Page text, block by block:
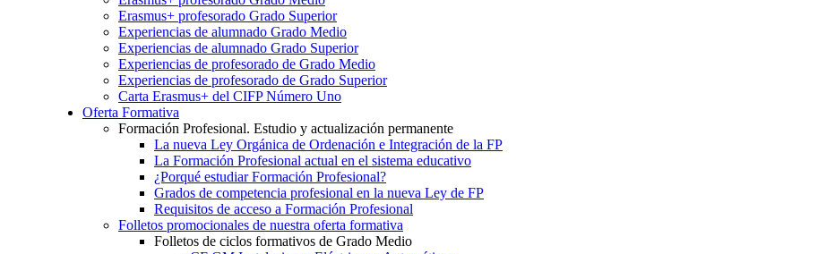
Erasmus+ profesorado Grado Superior
Experiencias de alumnado Grado Medio
Experiencias de alumnado Grado Superior
Experiencias de profesorado de Grado Medio
Experiencias de profesorado de Grado Superior
Carta Erasmus+ del CIFP Número Uno
Oferta Formativa
Formación Profesional. Estudio y actualización permanente
La nueva Ley Orgánica de Ordenación e Integración de la FP
La Formación Profesional actual en el sistema educativo
¿Porqué estudiar Formación Profesional?
Grados de competencia profesional en la nueva Ley de FP
Requisitos de acceso a Formación Profesional
Folletos promocionales de nuestra oferta formativa
Folletos de ciclos formativos de Grado Medio